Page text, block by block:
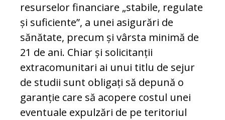
resurselor financiare „stabile, regulate
și suficiente”, a unei asigurări de
sănătate, precum și vârsta minimă de
21 de ani. Chiar și solicitanții
extracomunitari ai unui titlu de sejur
de studii sunt obligați să depună o
garanție care să acopere costul unei
eventuale expulzări de pe teritoriul